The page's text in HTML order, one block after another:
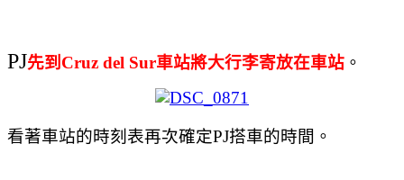
PJ先到 Cruz del Sur車站將大行李寄放在車站 。
看著車站的時刻表再次確定PJ搭車的時間。